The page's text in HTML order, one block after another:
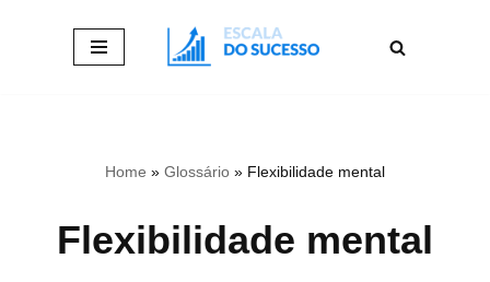
Home » Glossário » Flexibilidade mental
Flexibilidade mental